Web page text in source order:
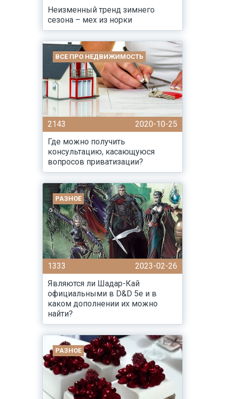
Неизменный тренд зимнего
сезона – мех из норки
ВСЕ ПРО НЕДВИЖИМОСТЬ
2143
2020-10-25
Где можно получить
консультацию, касающуюся
вопросов приватизации?
РАЗНОЕ
1333
2023-02-26
Являются ли Шадар-Кай
официальными в D&D 5e и в
каком дополнении их можно
найти?
РАЗНОЕ